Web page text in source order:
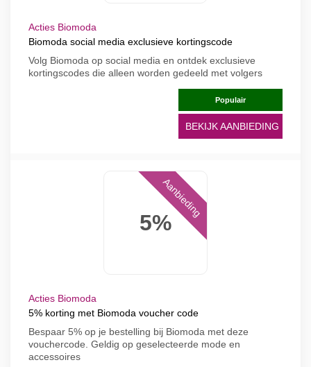
Acties Biomoda
Biomoda social media exclusieve kortingscode
Volg Biomoda op social media en ontdek exclusieve
kortingscodes die alleen worden gedeeld met volgers
Populair
BEKIJK AANBIEDING
5%
Aanbieding
Acties Biomoda
5% korting met Biomoda voucher code
Bespaar 5% op je bestelling bij Biomoda met deze
vouchercode. Geldig op geselecteerde mode en
accessoires